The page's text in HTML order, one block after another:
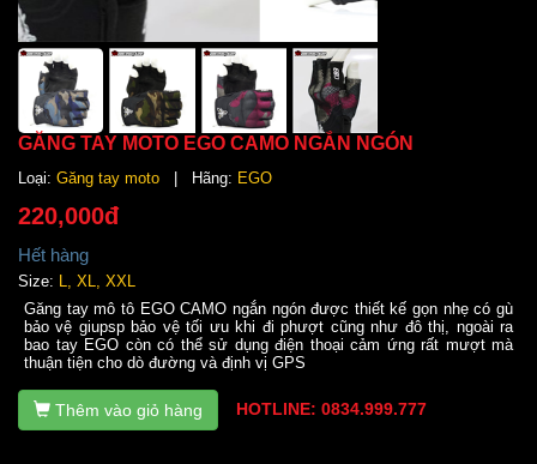
GĂNG TAY MOTO EGO CAMO NGẮN NGÓN
Loại: Găng tay moto | Hãng: EGO
220,000đ
Hết hàng
Size: L, XL, XXL
Găng tay mô tô EGO CAMO ngắn ngón được thiết kế gọn nhẹ có gù
bảo vệ giupsp bảo vệ tối ưu khi đi phượt cũng như đô thị, ngoài ra
bao tay EGO còn có thể sử dụng điện thoại cảm ứng rất mượt mà
thuận tiện cho dò đường và định vị GPS
Thêm vào giỏ hàng HOTLINE: 0834.999.777